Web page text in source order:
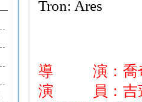
Tron: Ares
導 演：喬
演 員：吉蓮